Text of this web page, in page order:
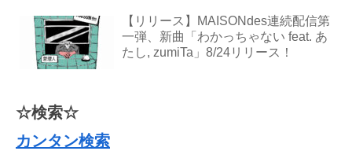
【リリース】MAISONdes連続配信第
一弾、新曲「わかっちゃない feat. あ
たし, zumiTa」8/24リリース！
☆検索☆
カンタン検索